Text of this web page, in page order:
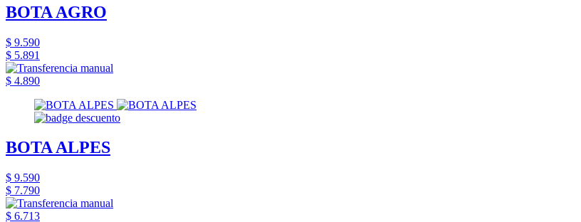
BOTA AGRO
$ 9.590
$ 5.891
$ 4.890
BOTA ALPES
$ 9.590
$ 7.790
$ 6.713